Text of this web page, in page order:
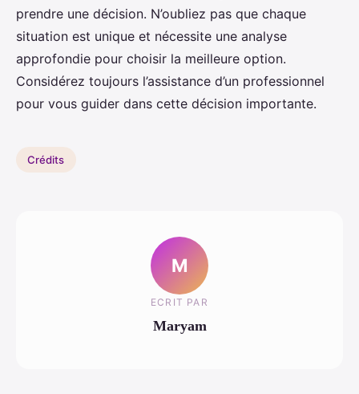
prendre une décision. N’oubliez pas que chaque
situation est unique et nécessite une analyse
approfondie pour choisir la meilleure option.
Considérez toujours l’assistance d’un professionnel
pour vous guider dans cette décision importante.
Crédits
M
ECRIT PAR
Maryam